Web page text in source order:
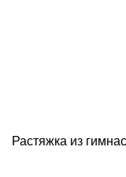
Растяжка из